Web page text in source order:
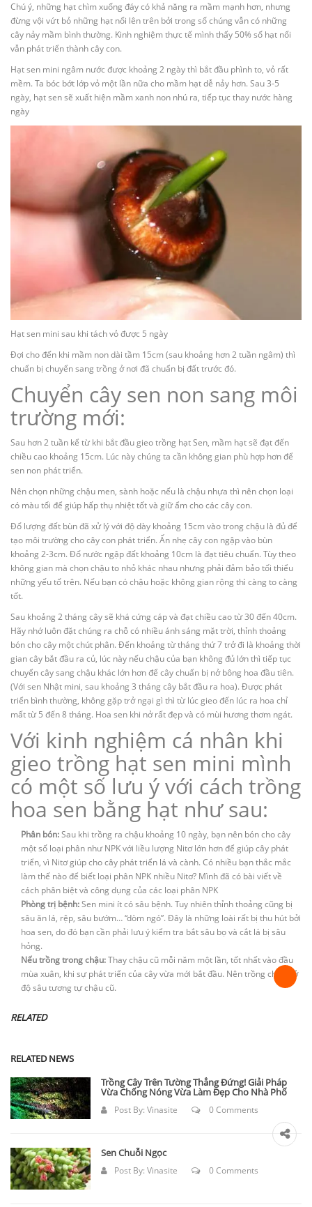
Chú ý, những hạt chìm xuống đáy có khả năng ra mầm mạnh hơn, nhưng
đừng vội vứt bỏ những hạt nổi lên trên bởi trong số chúng vẫn có những
cây nảy mầm bình thường. Kinh nghiệm thực tế mình thấy 50% số hạt nổi
vẫn phát triển thành cây con.
Hạt sen mini ngâm nước được khoảng 2 ngày thì bắt đầu phình to, vỏ rất
mềm. Ta bóc bớt lớp vỏ một lần nữa cho mầm hạt dễ nảy hơn. Sau 3-5
ngày, hạt sen sẽ xuất hiện mầm xanh non nhú ra, tiếp tục thay nước hàng
ngày
Hạt sen mini sau khi tách vỏ được 5 ngày
Đợi cho đến khi mầm non dài tầm 15cm (sau khoảng hơn 2 tuần ngâm) thì
chuẩn bị chuyển sang trồng ở nơi đã chuẩn bị đất trước đó.
Chuyển cây sen non sang môi
trường mới:
Sau hơn 2 tuần kể từ khi bắt đầu gieo trồng hạt Sen, mầm hạt sẽ đạt đến
chiều cao khoảng 15cm. Lúc này chúng ta cần không gian phù hợp hơn để
sen non phát triển.
Nên chọn những chậu men, sành hoặc nếu là chậu nhựa thì nên chọn loại
có màu tối để giúp hấp thụ nhiệt tốt và giữ ẩm cho các cây con.
Đổ lượng đất bùn đã xử lý với độ dày khoảng 15cm vào trong chậu là đủ để
tạo môi trường cho cây con phát triển. Ấn nhẹ cây con ngập vào bùn
khoảng 2-3cm. Đổ nước ngập đất khoảng 10cm là đạt tiêu chuẩn. Tùy theo
không gian mà chọn chậu to nhỏ khác nhau nhưng phải đảm bảo tối thiểu
những yếu tố trên. Nếu bạn có chậu hoặc không gian rộng thì càng to càng
tốt.
Sau khoảng 2 tháng cây sẽ khá cứng cáp và đạt chiều cao từ 30 đến 40cm.
Hãy nhớ luôn đặt chúng ra chỗ có nhiều ánh sáng mặt trời, thỉnh thoảng
bón cho cây một chút phân. Đến khoảng từ tháng thứ 7 trở đi là khoảng thời
gian cây bắt đầu ra củ, lúc này nếu chậu của bạn không đủ lớn thì tiếp tục
chuyển cây sang chậu khác lớn hơn để cây chuẩn bị nở bông hoa đầu tiên.
(Với sen Nhật mini, sau khoảng 3 tháng cây bắt đầu ra hoa). Được phát
triển bình thường, không gặp trở ngại gì thì từ lúc gieo đến lúc ra hoa chỉ
mất từ 5 đến 8 tháng. Hoa sen khi nở rất đẹp và có mùi hương thơm ngát.
Với kinh nghiệm cá nhân khi
gieo trồng hạt sen mini mình
có một số lưu ý với cách trồng
hoa sen bằng hạt như sau:
Phân bón:Sau khi trồng ra chậu khoảng 10 ngày, bạn nên bón cho cây
một số loại phân như NPK với liều lượng Nitơ lớn hơn để giúp cây phát
triển, vì Nitơ giúp cho cây phát triển lá và cành. Có nhiều bạn thắc mắc
làm thế nào để biết loại phân NPK nhiều Nitơ? Mình đã có bài viết về
cách phân biệt và công dụng của các loại phân NPK
Phòng trị bệnh:Sen mini ít có sâu bệnh. Tuy nhiên thỉnh thoảng cũng bị
sâu ăn lá, rệp, sâu bướm… “dòm ngó”. Đây là những loài rất bị thu hút bởi
hoa sen, do đó bạn cần phải lưu ý kiểm tra bắt sâu bọ và cắt lá bị sâu
hỏng.
Nếu trồng trong chậu:Thay chậu cũ mỗi năm một lần, tốt nhất vào đầu
mùa xuân, khi sự phát triển của cây vừa mới bắt đầu. Nên trồng chúng ở
độ sâu tương tự chậu cũ.
RELATED
RELATED NEWS
Trồng Cây Trên Tường Thẳng Đứng! Giải Pháp
Vừa Chống Nóng Vừa Làm Đẹp Cho Nhà Phố
Post By: Vinasite 0 Comments
Sen Chuỗi Ngọc
Post By: Vinasite 0 Comments